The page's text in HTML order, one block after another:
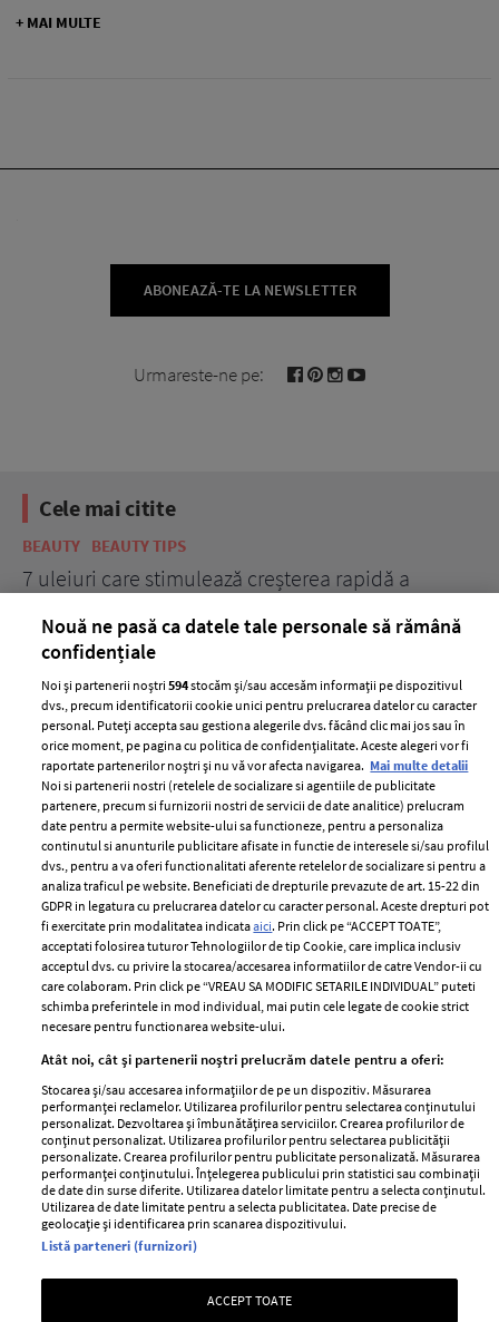
+ MAI MULTE
ABONEAZĂ-TE LA NEWSLETTER
Urmareste-ne pe:
Cele mai citite
BEAUTY BEAUTY TIPS
7 uleiuri care stimulează creșterea rapidă a
ELLE Style Awards
2024
Despre ELLE
Romania
Contact
Abonamente
Termeni si conditii
Politica de
confidențialitate
Politica de cookies
Publicitate
GSP
Unica
Baby
Retete
femei
Viva
Avantaje
Retete practice
Pariază responsabil! Decizia ONJN nr. 821/25.09.2025.
Jocurile de noroc sunt interzise minorilor.
Nouă ne pasă ca datele tale personale să rămână
confidențiale
Noi și partenerii noștri594stocăm și/sau accesăm informații pe dispozitivul
dvs., precum identificatorii cookie unici pentru prelucrarea datelor cu caracter
personal. Puteți accepta sau gestiona alegerile dvs. făcând clic mai jos sau în
orice moment, pe pagina cu politica de confidențialitate. Aceste alegeri vor fi
raportate partenerilor noștri și nu vă vor afecta navigarea. Mai multe detalii
Noi si partenerii nostri (retelele de socializare si agentiile de publicitate
partenere, precum si furnizorii nostri de servicii de date analitice) prelucram
date pentru a permite website-ului sa functioneze, pentru a personaliza
continutul si anunturile publicitare afisate in functie de interesele si/sau profilul
dvs., pentru a va oferi functionalitati aferente retelelor de socializare si pentru a
analiza traficul pe website. Beneficiati de drepturile prevazute de art. 15-22 din
GDPR in legatura cu prelucrarea datelor cu caracter personal. Aceste drepturi pot
fi exercitate prin modalitatea indicataaici. Prin click pe “ACCEPT TOATE”,
acceptati folosirea tuturor Tehnologiilor de tip Cookie, care implica inclusiv
acceptul dvs. cu privire la stocarea/accesarea informatiilor de catre Vendor-ii cu
care colaboram. Prin click pe “VREAU SA MODIFIC SETARILE INDIVIDUAL” puteti
schimba preferintele in mod individual, mai putin cele legate de cookie strict
necesare pentru functionarea website-ului.
Atât noi, cât și partenerii noștri prelucrăm datele pentru a oferi:
Stocarea și/sau accesarea informațiilor de pe un dispozitiv. Măsurarea
performanței reclamelor. Utilizarea profilurilor pentru selectarea conținutului
personalizat. Dezvoltarea și îmbunătățirea serviciilor. Crearea profilurilor de
conținut personalizat. Utilizarea profilurilor pentru selectarea publicității
personalizate. Crearea profilurilor pentru publicitate personalizată. Măsurarea
performanței conținutului. Înțelegerea publicului prin statistici sau combinații
de date din surse diferite. Utilizarea datelor limitate pentru a selecta conținutul.
Utilizarea de date limitate pentru a selecta publicitatea. Date precise de
geolocație și identificarea prin scanarea dispozitivului.
Listă parteneri (furnizori)
ACCEPT TOATE